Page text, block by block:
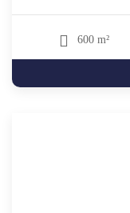
600 m²